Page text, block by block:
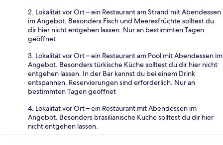
2. Lokalität vor Ort – ein Restaurant am Strand mit Abendessen
im Angebot. Besonders Fisch und Meeresfrüchte solltest du
dir hier nicht entgehen lassen. Nur an bestimmten Tagen
geöffnet
3. Lokalität vor Ort – ein Restaurant am Pool mit Abendessen im
Angebot. Besonders türkische Küche solltest du dir hier nicht
entgehen lassen. In der Bar kannst du bei einem Drink
entspannen. Reservierungen sind erforderlich. Nur an
bestimmten Tagen geöffnet
4. Lokalität vor Ort – ein Restaurant mit Abendessen im
Angebot. Besonders brasilianische Küche solltest du dir hier
nicht entgehen lassen.